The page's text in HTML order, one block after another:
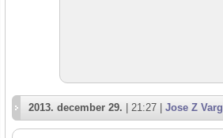
2013. december 29. | 21:27 | Jose Z